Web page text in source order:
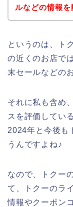
ルなどの情報を
というのは、ト
の近くのお店で
末セールなどの
それに私も含め
スを評価してい
2024年と今後も
うんですよね♪
なので、トクー
て、トクーのラ
情報やクーポン